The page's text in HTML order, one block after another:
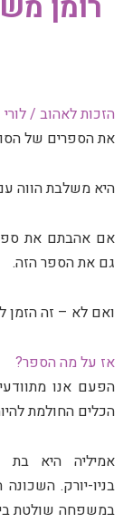
הזכות לאהוב /
את הספרים של
היא משלבת הווה
אם אהבתם את
גם את הספר הזה.
ואם לא – זה הזמן
אז על מה הספר?
הפעם אנו
הכלים החולמת
אמיליה היא בת
בניו-יורק.
במשפחה שולטת